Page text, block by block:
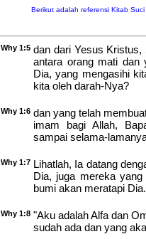
Berikut adalah referensi Kitab
Why 1:5 dan dari Yesus
antara orang mati dan
Dia, yang mengasihi
kita oleh darah-Nya?
Why 1:6 dan yang telah
imam bagi Allah,
sampai selama-
Why 1:7 Lihatlah, Ia datang
Dia, juga mereka
bumi akan meratapi
Why 1:8 "Aku adalah Alfa dan
sudah ada dan yang